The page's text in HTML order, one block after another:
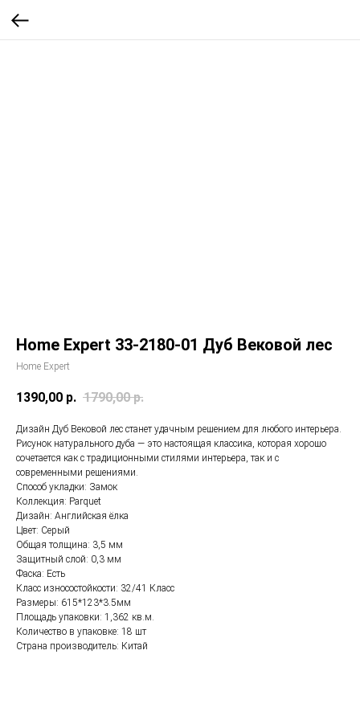
Home Expert 33-2180-01 Дуб Вековой лес
Home Expert
1390,00 р. 1790,00 р.
Дизайн Дуб Вековой лес станет удачным решением для любого интерьера.
Рисунок натурального дуба — это настоящая классика, которая хорошо
сочетается как с традиционными стилями интерьера, так и с
современными решениями.
Способ укладки: Замок
Коллекция: Parquet
Дизайн: Английская ёлка
Цвет: Серый
Общая толщина: 3,5 мм
Защитный слой: 0,3 мм
Фаска: Есть
Класс износостойкости: 32/41 Класс
Размеры: 615*123*3.5мм
Площадь упаковки: 1,362 кв.м.
Количество в упаковке: 18 шт
Страна производитель: Китай